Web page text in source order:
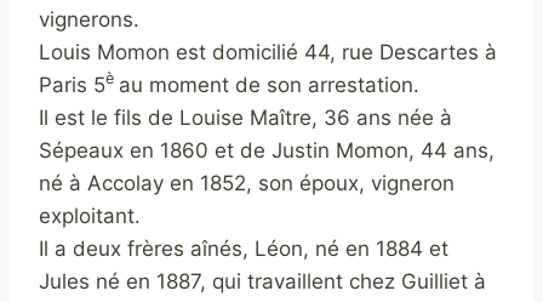
vignerons.
Louis Momon est domicilié 44, rue Descartes à
Paris 5è au moment de son arrestation.
Il est le fils de Louise Maître, 36 ans née à
Sépeaux en 1860 et de Justin Momon, 44 ans,
né à Accolay en 1852, son époux, vigneron
exploitant.
Il a deux frères aînés, Léon, né en 1884 et
Jules né en 1887, qui travaillent chez Guilliet à